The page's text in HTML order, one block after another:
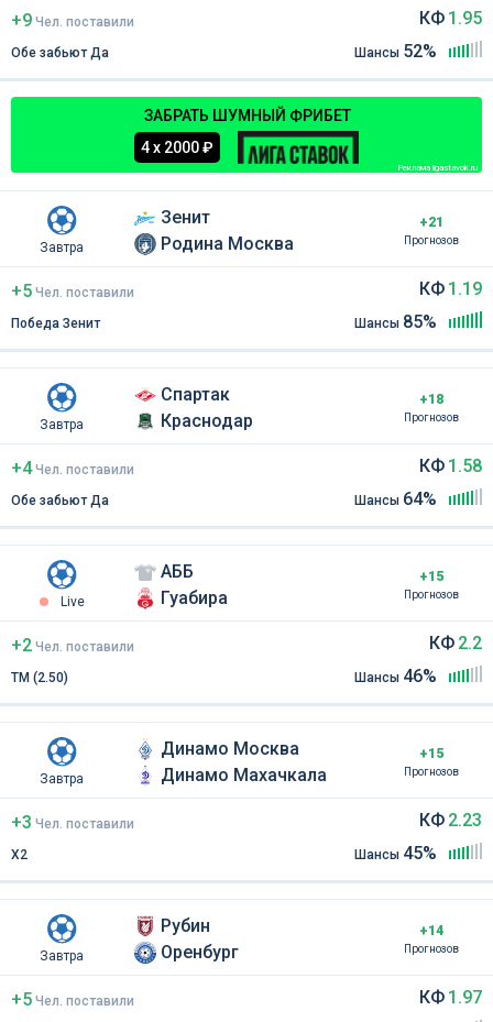
+9 Чел поставили
Обе забьют Да
КФ 1.95
Шансы 52%
ЗАБРАТЬ ШУМНЫЙ ФРИБЕТ
4 х 2000 ₽
Реклама ligastavok.ru
Завтра
Зенит
Родина Москва
+21
Прогнозов
+5 Чел поставили
Победа Зенит
КФ 1.19
Шансы 85%
Завтра
Спартак
Краснодар
+18
Прогнозов
+4 Чел поставили
Обе забьют Да
КФ 1.58
Шансы 64%
Live
АББ
Гуабира
+15
Прогнозов
+2 Чел поставили
ТМ (2.50)
КФ 2.2
Шансы 46%
Завтра
Динамо Москва
Динамо Махачкала
+15
Прогнозов
+3 Чел поставили
Х2
КФ 2.23
Шансы 45%
Завтра
Рубин
Оренбург
+14
Прогнозов
+5 Чел поставили КФ 1.97